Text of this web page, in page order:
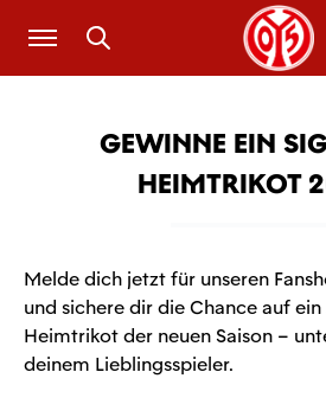
Zum Hauptinhalt springen
Gewinne ein
Heimtrikot
Melde dich jetzt für unseren
und sichere dir die Chance auf
Heimtrikot der neuen Saison –
deinem Lieblingsspieler.